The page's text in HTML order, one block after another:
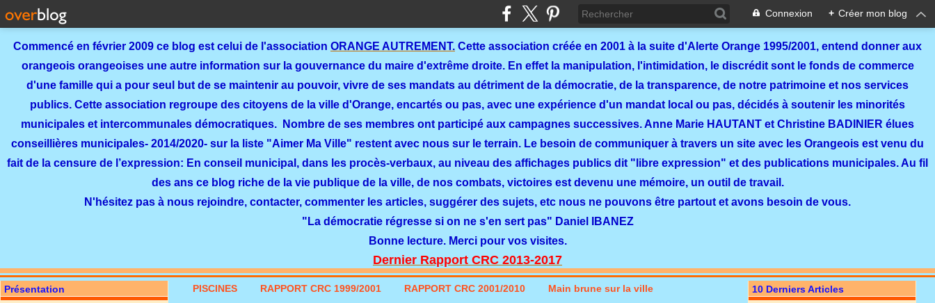
Connexion + Créer mon blog
Commencé en février 2009 ce blog est celui de l'association ORANGE AUTREMENT. Cette association créée en 2001 à la suite d'Alerte Orange 1995/2001, entend donner aux
orangeois orangeoises une autre information sur la gouvernance du maire d'extrême droite. En effet la manipulation, l'intimidation, le discrédit sont le fonds de commerce
d'une famille qui a pour seul but de se maintenir au pouvoir, vivre de ses mandats au détriment de la démocratie, de la transparence, de notre patrimoine et nos services
publics. Cette association regroupe des citoyens de la ville d'Orange, encartés ou pas, avec une expérience d'un mandat local ou pas, décidés à soutenir les minorités
municipales et intercommunales démocratiques. Nombre de ses membres ont participé aux campagnes successives. Anne Marie HAUTANT et Christine BADINIER élues
conseillières municipales- 2014/2020- sur la liste "Aimer Ma Ville" restent avec nous sur le terrain. Le besoin de communiquer à travers un site avec les Orangeois est venu du
fait de la censure de l’expression: En conseil municipal, dans les procès-verbaux, au niveau des affichages publics dit "libre expression" et des publications municipales. Au fil
des ans ce blog riche de la vie publique de la ville, de nos combats, victoires est devenu une mémoire, un outil de travail.
N'hésitez pas à nous rejoindre, contacter, commenter les articles, suggérer des sujets, etc nous ne pouvons être partout et avons besoin de vous.
"La démocratie régresse si on ne s'en sert pas" Daniel IBANEZ
Bonne lecture. Merci pour vos visites.
Dernier Rapport CRC 2013-2017
Présentation PISCINES RAPPORT CRC 1999/2001 RAPPORT CRC 2001/2010 Main brune sur la ville 10 Derniers Articles